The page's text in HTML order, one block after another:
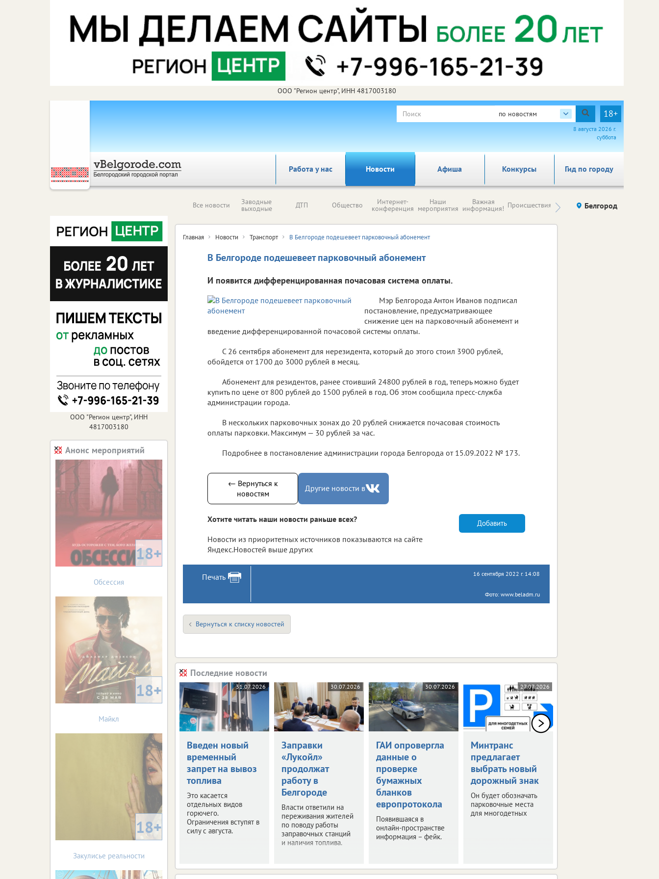
ООО "Регион центр", ИНН 4817003180
по новостям 18+
8 августа 2026 г.
суббота
Работа у нас Новости Афиша Гид по городу
Конкурсы
Все новости Заводные
выходные ДТП Общество Интернет-
конференция
Наши
мероприятия
Важная
информация! Происшествия Здоровье компаний (на
правах
Белгород
Главная Новости Транспорт В Белгороде подешевеет парковочный абонемент
В Белгороде подешевеет парковочный абонемент
И появится дифференцированная почасовая система оплаты.
Мэр Белгорода Антон Иванов подписал
постановление, предусматривающее
снижение цен на парковочный абонемент и
введение дифференцированной почасовой системы оплаты.
С 26 сентября абонемент для нерезидента, который до этого стоил 3900 рублей,
обойдется от 1700 до 3000 рублей в месяц.
Абонемент для резидентов, ранее стоивший 24800 рублей в год, теперь можно будет
купить по цене от 800 рублей до 1500 рублей в год. Об этом сообщила пресс-служба
администрации города.
В нескольких парковочных зонах до 20 рублей снижается почасовая стоимость
оплаты парковки. Максимум — 30 рублей за час.
Подробнее в постановление администрации города Белгорода от 15.09.2022 № 173.
← Вернуться к
новостям
Другие новости в
Хотите читать наши новости раньше всех?
Новости из приоритетных источников показываются на сайте
Яндекс.Новостей выше других
Добавить
Печать 16 сентября 2022 г. 14:08
Фото: www.beladm.ru
Вернуться к списку новостей
Последние новости
31.07.2026
Введен новый
временный
запрет на вывоз
топлива
Это касается
отдельных видов
горючего.
Ограничения вступят в
силу с августа.
30.07.2026
Заправки
«Лукойл»
продолжат
работу в
Белгороде
Власти ответили на
переживания жителей
по поводу работы
заправочных станций
и наличия топлива.
30.07.2026
ГАИ опровергла
данные о
проверке
бумажных
бланков
европротокола
Появившаяся в
онлайн-пространстве
информация – фейк.
27.07.2026
Минтранс
предлагает
выбрать новый
дорожный знак
Он будет обозначать
парковочные места
для многодетных
ООО "Регион центр", ИНН
4817003180
Анонс мероприятий
18+
Обсессия
18+
Майкл
18+
Закулисье реальности